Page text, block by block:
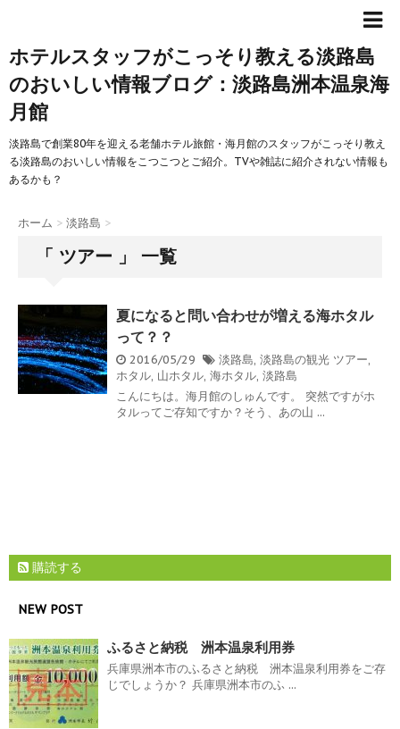
ホテルスタッフがこっそり教える淡路島
のおいしい情報ブログ：淡路島洲本温泉海
月館
淡路島で創業80年を迎える老舗ホテル旅館・海月館のスタッフがこっそり教え
る淡路島のおいしい情報をこつこつとご紹介。TVや雑誌に紹介されない情報も
あるかも？
ホーム > 淡路島 >
「 ツアー 」 一覧
夏になると問い合わせが増える海ホタル
って？？
2016/05/29 淡路島, 淡路島の観光 ツアー,
ホタル, 山ホタル, 海ホタル, 淡路島
こんにちは。海月館のしゅんです。 突然ですがホ
タルってご存知ですか？そう、あの山 ...
購読する
NEW POST
ふるさと納税 洲本温泉利用券
兵庫県洲本市のふるさと納税 洲本温泉利用券をご存
じでしょうか？ 兵庫県洲本市のふ ...